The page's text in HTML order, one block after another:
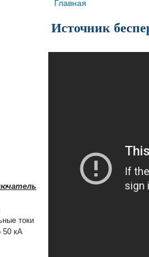
токи
50 кА
Вы здесь
Главная
Источник